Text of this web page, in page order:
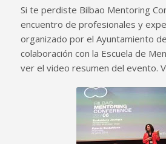
Si te perdiste Bilbao Mentoring
encuentro de profesionales y
organizado por el Ayuntamiento
colaboración con la Escuela de
ver el video resumen del evento.